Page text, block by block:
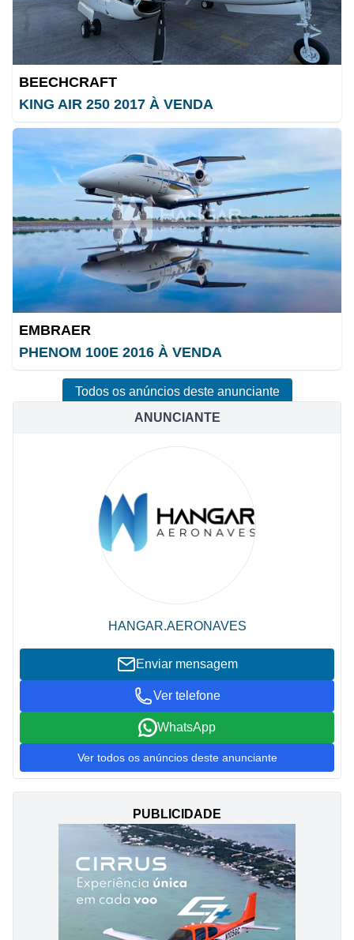
ANUNCIANTE
HANGAR.AERONAVES
Enviar mensagem
Ver telefone
WhatsApp
Ver todos os anúncios deste anunciante
PUBLICIDADE
BEECHCRAFT
KING AIR 250 2017 À VENDA
EMBRAER
PHENOM 100E 2016 À VENDA
Todos os anúncios deste anunciante